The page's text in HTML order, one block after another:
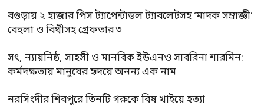
বগুড়ায় ২ হাজার পিস ট্যাপেন্টাডল ট্যাবলেটসহ ‘মাদক সম্রাজ্ঞী’
বেহুলা ও বিথীসহ গ্রেফতার ৩
সৎ, ন্যায়নিষ্ঠ, সাহসী ও মানবিক ইউএনও সাবরিনা শারমিন:
কর্মদক্ষতায় মানুষের হৃদয়ে অনন্য এক নাম
নরসিংদীর শিবপুরে তিনটি গরুকে বিষ খাইয়ে হত্যা